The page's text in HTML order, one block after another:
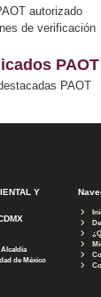
autorizado
de verificación
PAOT
PAOT
Y
Alcaldía
de México